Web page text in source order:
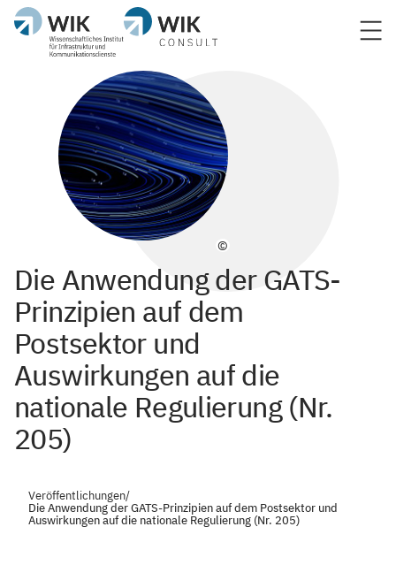
©
Die Anwendung der GATS-
Prinzipien auf dem
Postsektor und
Auswirkungen auf die
nationale Regulierung (Nr.
205)
Veröffentlichungen/
Die Anwendung der GATS-Prinzipien auf dem Postsektor und
Auswirkungen auf die nationale Regulierung (Nr. 205)